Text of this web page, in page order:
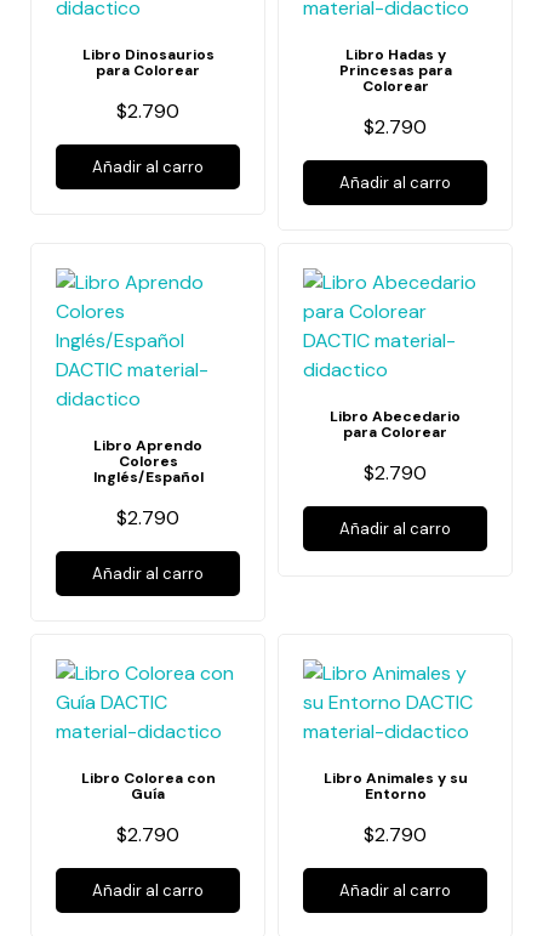
Libro Dinosaurios
para Colorear
$2.790
Añadir al carro
Libro Hadas y
Princesas para
Colorear
$2.790
Añadir al carro
Libro Aprendo
Colores
Inglés/Español
$2.790
Añadir al carro
Libro Abecedario
para Colorear
$2.790
Añadir al carro
Libro Colorea con
Guía
$2.790
Añadir al carro
Libro Animales y su
Entorno
$2.790
Añadir al carro